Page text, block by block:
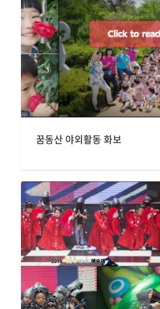
꿈동산 야외활동 화보